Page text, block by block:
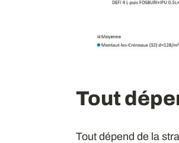
Tout
Tout dépend de la